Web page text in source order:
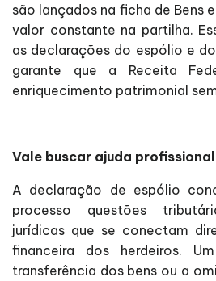
são lançados na ficha de Bens
valor constante na partilha.
as declarações do espólio e
garante que a Receita
enriquecimento patrimonial
Vale buscar ajuda
A declaração de espólio
processo questões
jurídicas que se conectam
financeira dos herdeiros.
transferência dos bens ou a